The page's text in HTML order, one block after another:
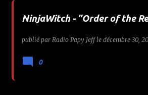
NinjaWitch - "Order of the
publié par Radio Papy Jeff le décembre 30,
0